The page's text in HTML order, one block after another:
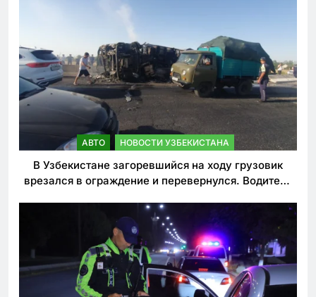
АВТО НОВОСТИ УЗБЕКИСТАНА
В Узбекистане загоревшийся на ходу грузовик
врезался в ограждение и перевернулся. Водитель